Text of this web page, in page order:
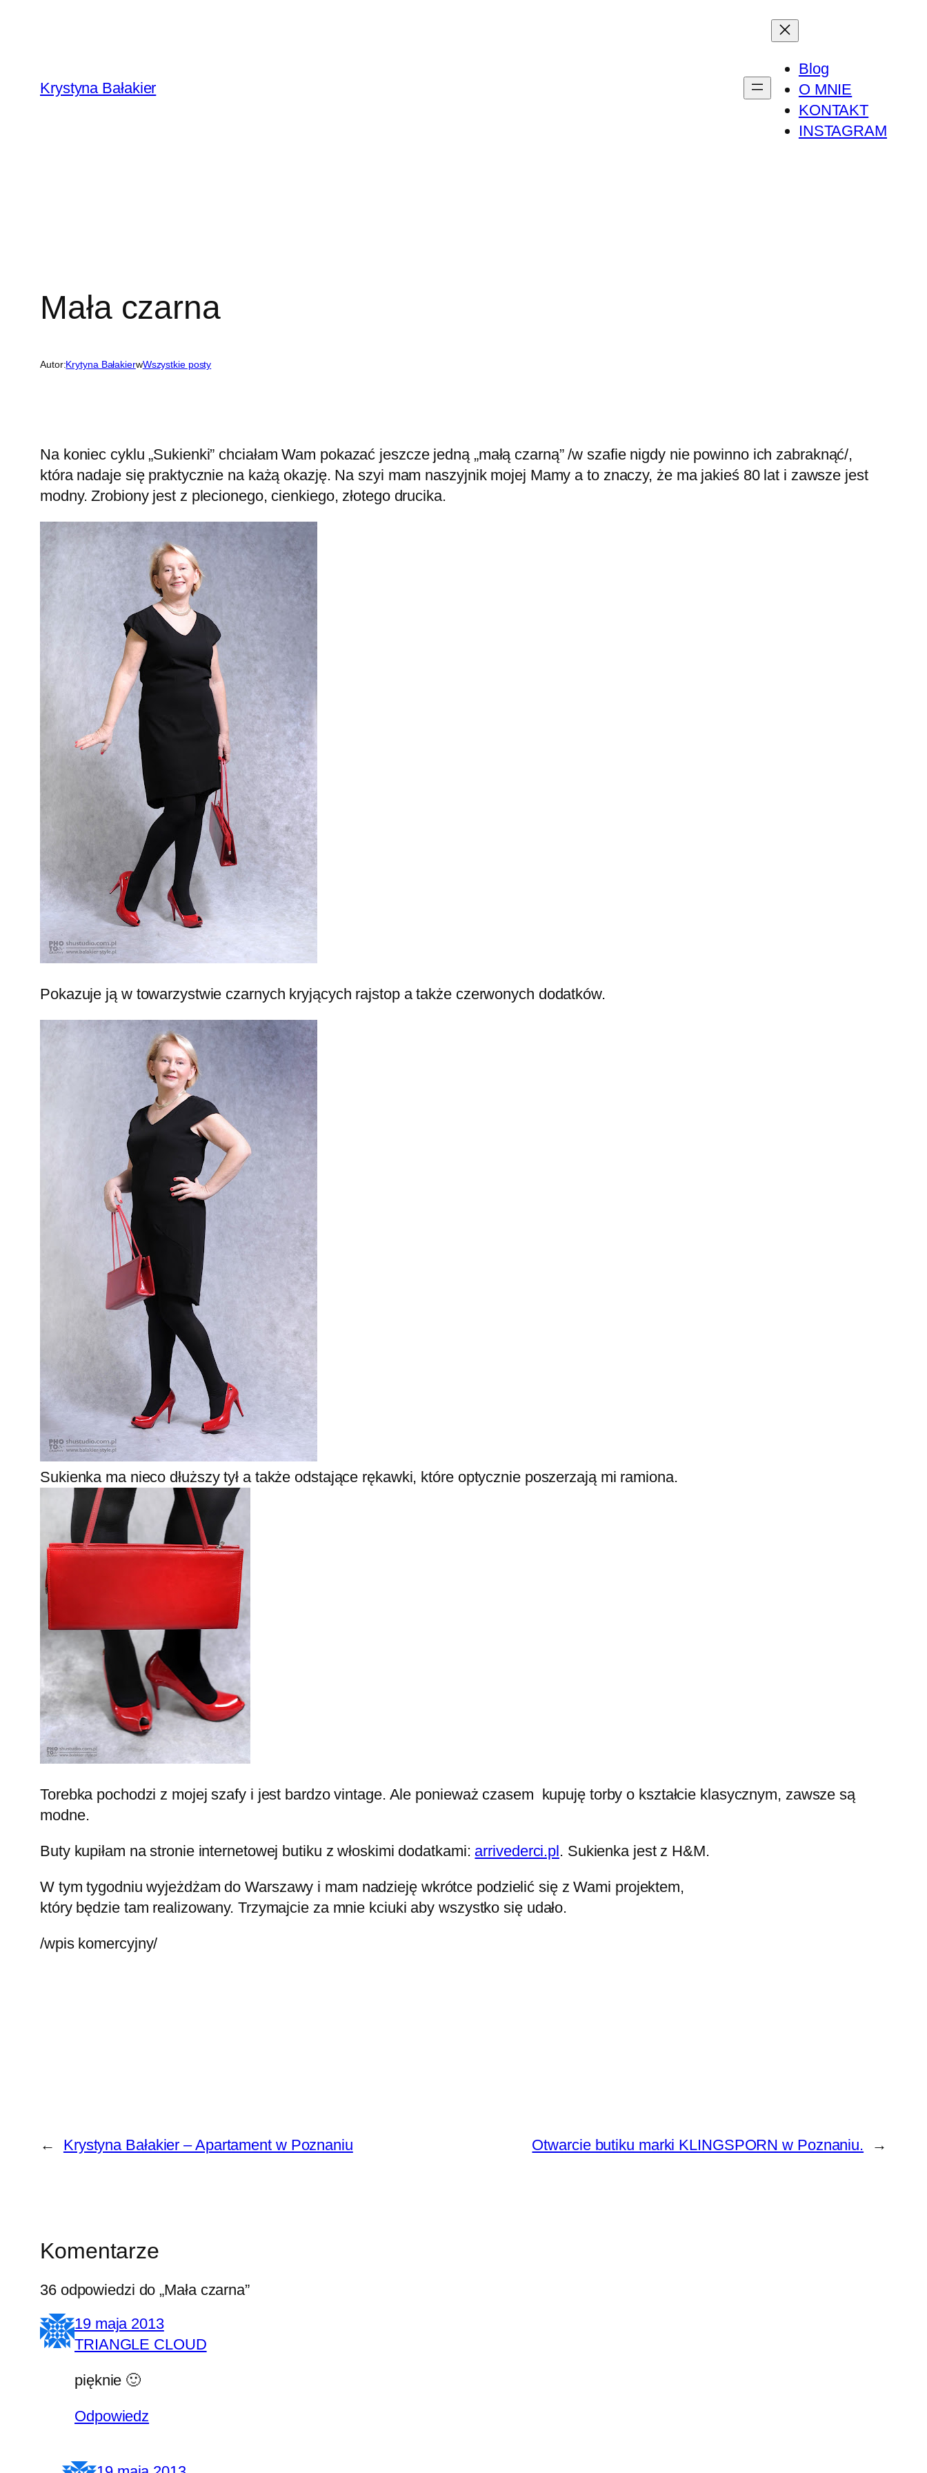
Krystyna Bałakier
Blog
O MNIE
KONTAKT
INSTAGRAM
Mała czarna
Autor:Krytyna BałakierwWszystkie posty
Na koniec cyklu „Sukienki” chciałam Wam pokazać jeszcze jedną „małą czarną” /w szafie nigdy nie powinno ich zabraknąć/,
która nadaje się praktycznie na każą okazję. Na szyi mam naszyjnik mojej Mamy a to znaczy, że ma jakieś 80 lat i zawsze jest
modny. Zrobiony jest z plecionego, cienkiego, złotego drucika.
Pokazuje ją w towarzystwie czarnych kryjących rajstop a także czerwonych dodatków.
Sukienka ma nieco dłuższy tył a także odstające rękawki, które optycznie poszerzają mi ramiona.
Torebka pochodzi z mojej szafy i jest bardzo vintage. Ale ponieważ czasem kupuję torby o kształcie klasycznym, zawsze są
modne.
Buty kupiłam na stronie internetowej butiku z włoskimi dodatkami: arrivederci.pl . Sukienka jest z H&M.
W tym tygodniu wyjeżdżam do Warszawy i mam nadzieję wkrótce podzielić się z Wami projektem,
który będzie tam realizowany. Trzymajcie za mnie kciuki aby wszystko się udało.
/wpis komercyjny/
← Krystyna Bałakier – Apartament w Poznaniu Otwarcie butiku marki KLINGSPORN w Poznaniu. →
Komentarze
36 odpowiedzi do „Mała czarna”
19 maja 2013
TRIANGLE CLOUD
pięknie 🙂
Odpowiedz